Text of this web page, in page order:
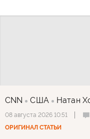
CNN США Натан
08 августа 2026 10:51
ОРИГИНАЛ СТАТЬИ